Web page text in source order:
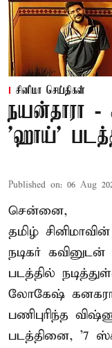
சினிமா செய்திகள்
நயன்தாரா -
'ஹாய்'
Published on: 06 Aug
சென்னை,
தமிழ்
நடிகர்
படத்தில்
லோகேஷ்
பணிபுரிந்த
படத்தினை, '7